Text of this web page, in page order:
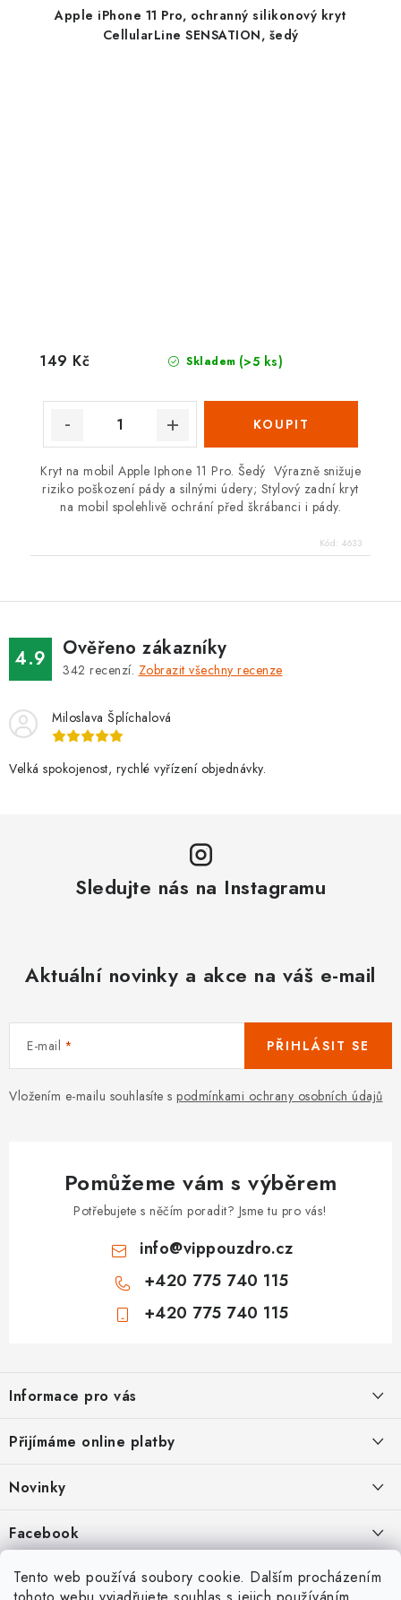
Tento web používá soubory cookie. Dalším procházením
Apple iPhone 11 Pro, ochranný silikonový kryt
CellularLine SENSATION, šedý
Skladem (>5 ks)
149 Kč
Kryt na mobil Apple Iphone 11 Pro. Šedý Výrazně snižuje
riziko poškození pády a silnými údery; Stylový zadní kryt
na mobil spolehlivě ochrání před škrábanci i pády.
Kód: 4633
4.9 Ověřeno zákazníky
342 recenzí. Zobrazit všechny recenze
Miloslava Šplíchalová
Velká spokojenost, rychlé vyřízení objednávky.
Sledujte nás na Instagramu
Aktuální novinky a akce na váš e-mail
E-mail
Vložením e-mailu souhlasíte s podmínkami ochrany osobních údajů
PŘIHLÁSIT SE
Pomůžeme vám s výběrem
Potřebujete s něčím poradit? Jsme tu pro vás!
info@vippouzdro.cz
+420 775 740 115
+420 775 740 115
p
a
Informace pro vás
Jak nakupovat
Ochrana osobních údajů
Hodnocení obchodu
Doprava a platba
Přijímáme online platby
Novinky
Kryty, pouzdra, obaly na mobil Apple iPhone.
11.9.2022
Nová skla pro vaši ochranu
Facebook
Heureka Recenze obchodu